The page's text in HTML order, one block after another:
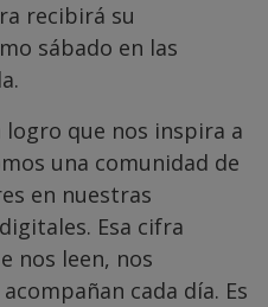
recibirá su
sábado en las
que nos inspira a
una comunidad de
en nuestras
Esa cifra
nos leen, nos
cada día. Es